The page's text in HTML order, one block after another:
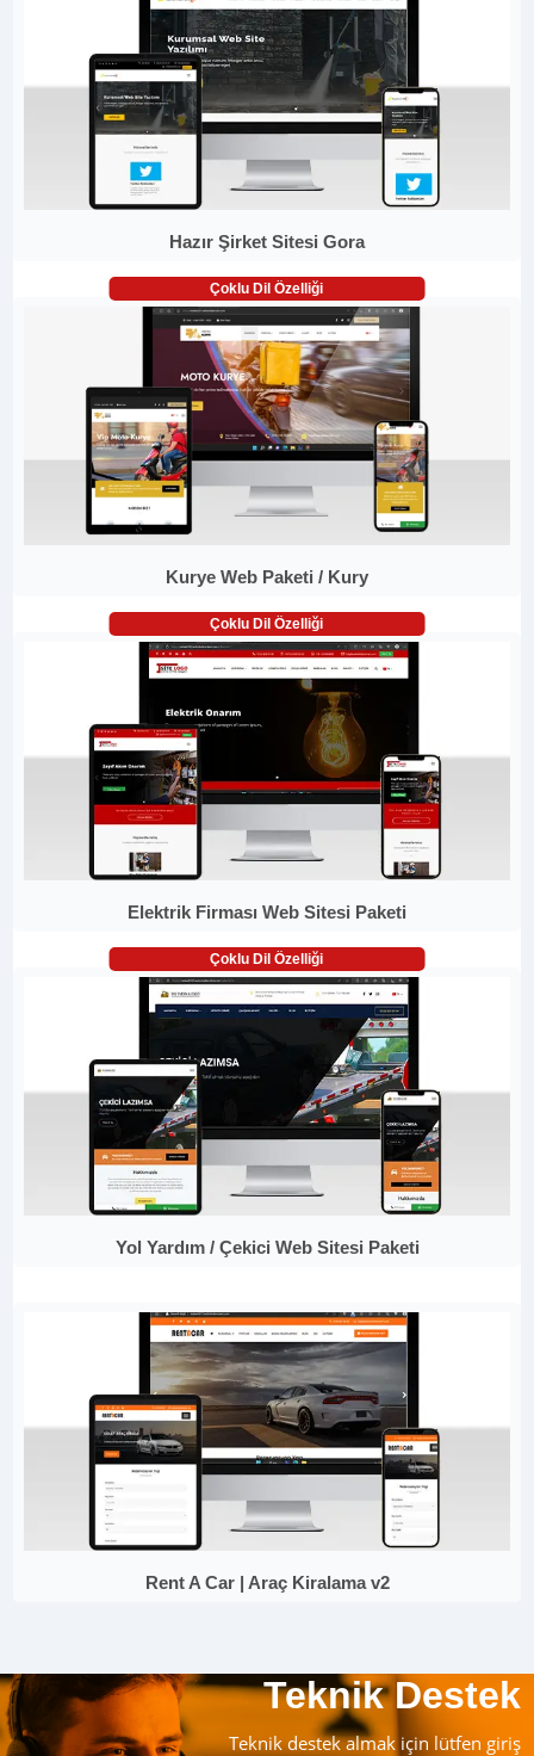
Hazır Şirket Sitesi Gora
Çoklu Dil Özelliği
Kurye Web Paketi / Kury
Çoklu Dil Özelliği
Elektrik Firması Web Sitesi Paketi
Çoklu Dil Özelliği
Yol Yardım / Çekici Web Sitesi Paketi
Rent A Car | Araç Kiralama v2
Teknik Destek
Teknik destek almak için lütfen giriş